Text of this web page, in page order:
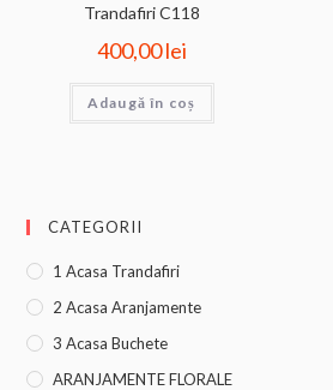
Trandafiri C118
400,00lei
Adaugă în coș
CATEGORII
1 Acasa Trandafiri
2 Acasa Aranjamente
3 Acasa Buchete
ARANJAMENTE FLORALE